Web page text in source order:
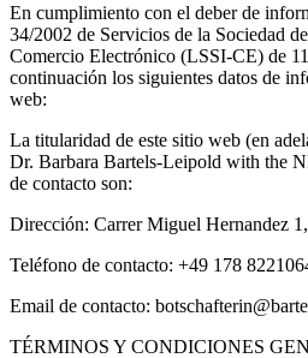
En cumplimiento con el deber de
34/2002 de Servicios de la Sociedad
Comercio Electrónico (LSSI-CE) de
continuación los siguientes datos de
web:
La titularidad de este sitio web (en
Dr. Barbara Bartels-Leipold with the
de contacto son:
Dirección: Carrer Miguel Hernandez
Teléfono de contacto: +49 178
Email de contacto:
TÉRMINOS Y CONDICIONES